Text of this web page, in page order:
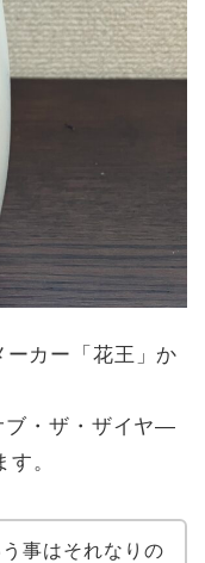
カー「花王」か
ブ・ザ・ザイヤ—
。
事はそれなりの